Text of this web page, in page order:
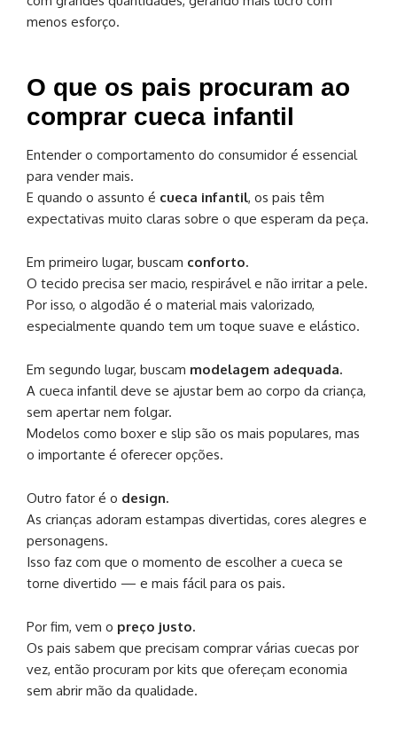
menos esforço.
O que os pais procuram ao
comprar cueca infantil
Entender o comportamento do consumidor é essencial
para vender mais.
E quando o assunto é cueca infantil, os pais têm
expectativas muito claras sobre o que esperam da peça.
Em primeiro lugar, buscam conforto.
O tecido precisa ser macio, respirável e não irritar a pele.
Por isso, o algodão é o material mais valorizado,
especialmente quando tem um toque suave e elástico.
Em segundo lugar, buscam modelagem adequada.
A cueca infantil deve se ajustar bem ao corpo da criança,
sem apertar nem folgar.
Modelos como boxer e slip são os mais populares, mas
o importante é oferecer opções.
Outro fator é o design.
As crianças adoram estampas divertidas, cores alegres e
personagens.
Isso faz com que o momento de escolher a cueca se
torne divertido — e mais fácil para os pais.
Por fim, vem o preço justo.
Os pais sabem que precisam comprar várias cuecas por
vez, então procuram por kits que ofereçam economia
sem abrir mão da qualidade.